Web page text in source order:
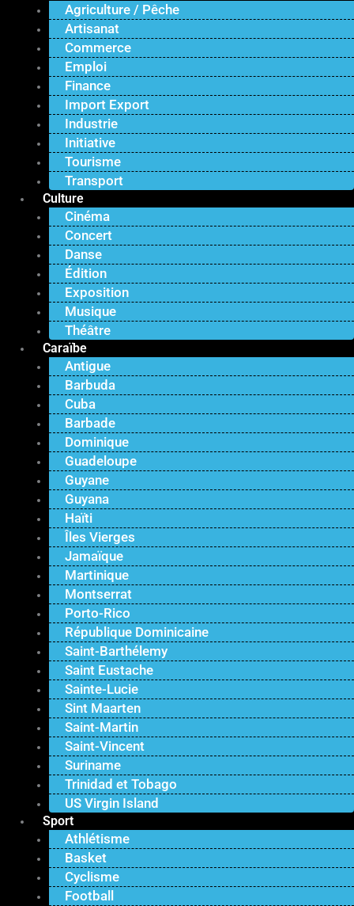
Agriculture / Pêche
Artisanat
Commerce
Emploi
Finance
Import Export
Industrie
Initiative
Tourisme
Transport
Culture
Cinéma
Concert
Danse
Édition
Exposition
Musique
Théâtre
Caraïbe
Antigue
Barbuda
Cuba
Barbade
Dominique
Guadeloupe
Guyane
Guyana
Haïti
Îles Vierges
Jamaïque
Martinique
Montserrat
Porto-Rico
République Dominicaine
Saint-Barthélemy
Saint Eustache
Sainte-Lucie
Sint Maarten
Saint-Martin
Saint-Vincent
Suriname
Trinidad et Tobago
US Virgin Island
Sport
Athlétisme
Basket
Cyclisme
Football